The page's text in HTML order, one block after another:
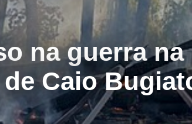
na guerra na
Caio